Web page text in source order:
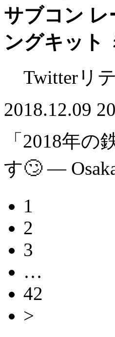
サブコン
ングキット
Twitterリ
2018.12.09
「2018年
す🙄 —
1
2
3
…
42
>